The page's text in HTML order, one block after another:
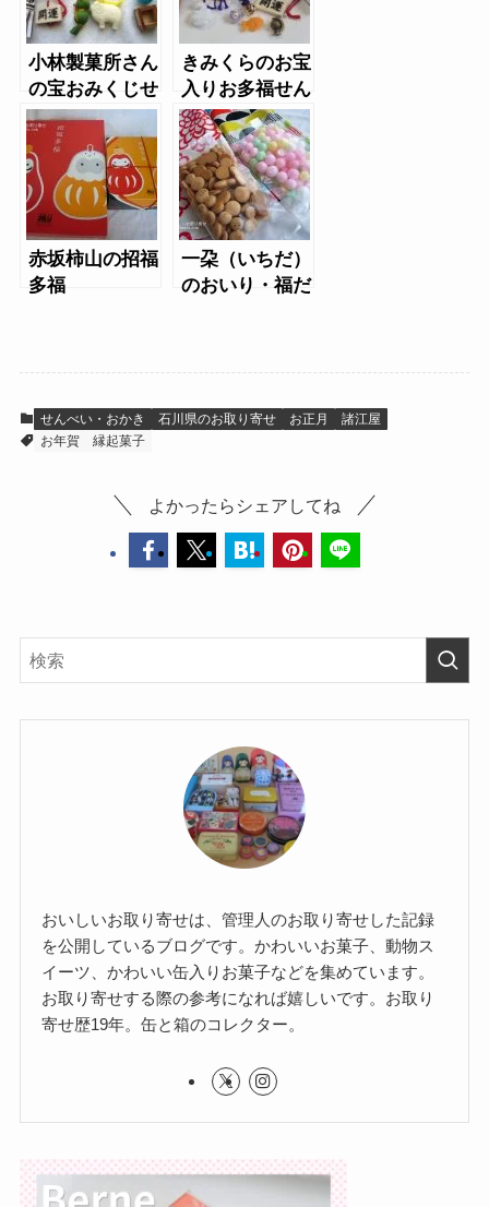
小林製菓所さん
の宝おみくじせ
んべい（お正月
の縁起菓子）
きみくらのお宝
入りお多福せん
べい
赤坂柿山の招福
多福
一朶（いちだ）
のおいり・福だ
せんべい・おかき 石川県のお取り寄せ お正月
諸江屋
お年賀
縁起菓子
よかったらシェアしてね
おいしいお取り寄せは、管理人のお取り寄せした記録
を公開しているブログです。かわいいお菓子、動物ス
イーツ、かわいい缶入りお菓子などを集めています。
お取り寄せする際の参考になれば嬉しいです。お取り
寄せ歴19年。缶と箱のコレクター。